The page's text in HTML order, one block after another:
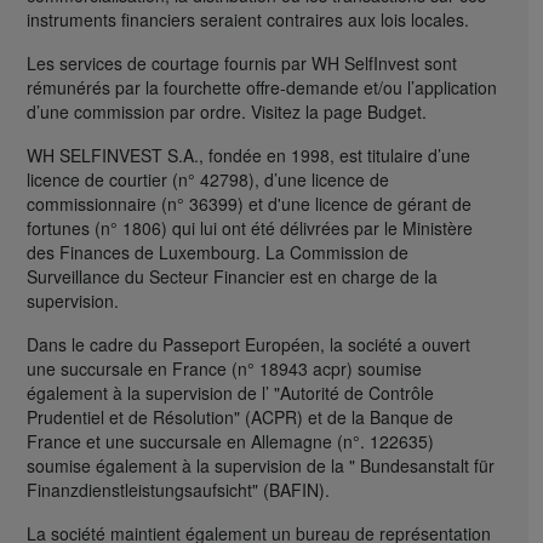
instruments financiers seraient contraires aux lois locales.
Les services de courtage fournis par WH SelfInvest sont
rémunérés par la fourchette offre-demande et/ou l’application
d’une commission par ordre. Visitez la page Budget.
WH SELFINVEST S.A., fondée en 1998, est titulaire d’une
licence de courtier (n° 42798), d’une licence de
commissionnaire (n° 36399) et d'une licence de gérant de
fortunes (n° 1806) qui lui ont été délivrées par le Ministère
des Finances de Luxembourg. La Commission de
Surveillance du Secteur Financier est en charge de la
supervision.
Dans le cadre du Passeport Européen, la société a ouvert
une succursale en France (n° 18943 acpr) soumise
également à la supervision de l’ "Autorité de Contrôle
Prudentiel et de Résolution" (ACPR) et de la Banque de
France et une succursale en Allemagne (n°. 122635)
soumise également à la supervision de la " Bundesanstalt für
Finanzdienstleistungsaufsicht" (BAFIN).
La société maintient également un bureau de représentation